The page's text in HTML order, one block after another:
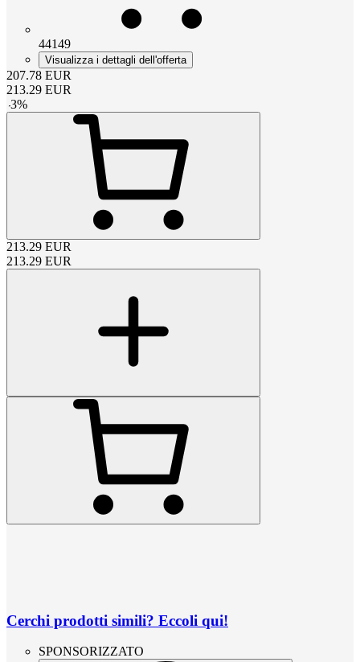
44149
Visualizza i dettagli dell'offerta
207.78 EUR
213.29 EUR
-3%
213.29 EUR
213.29 EUR
Cerchi prodotti simili? Eccoli qui!
SPONSORIZZATO